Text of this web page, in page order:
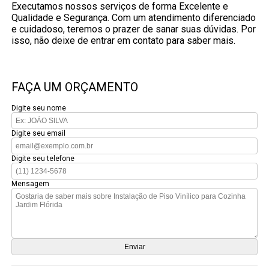
Executamos nossos serviços de forma Excelente e
Qualidade e Segurança. Com um atendimento diferenciado
e cuidadoso, teremos o prazer de sanar suas dúvidas. Por
isso, não deixe de entrar em contato para saber mais.
FAÇA UM ORÇAMENTO
Digite seu nome
Digite seu email
Digite seu telefone
Mensagem